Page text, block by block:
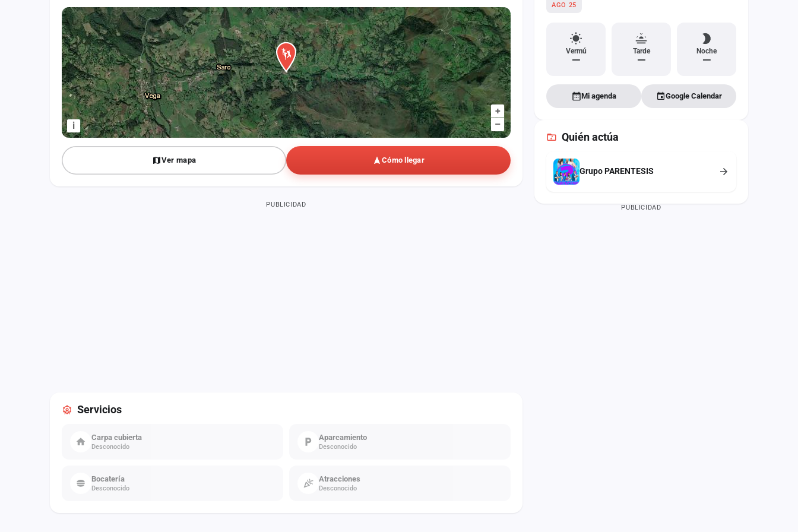
+
–
i
Ver mapa Cómo llegar
PUBLICIDAD
Servicios
Carpa cubierta
Desconocido
Aparcamiento
Desconocido
Bocatería
Desconocido
Atracciones
Desconocido
AGO 25
Vermú
—
Tarde
—
Noche
—
Mi agenda Google Calendar
Quién actúa
Grupo PARENTESIS
PUBLICIDAD
Iniciar sesión
Crear cuenta